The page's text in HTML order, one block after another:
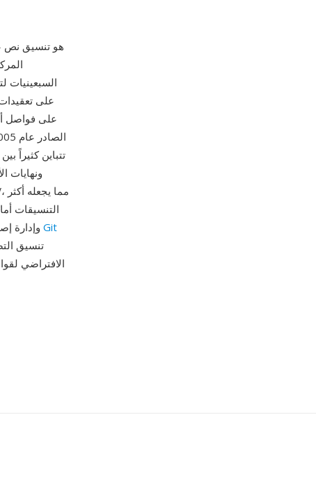
السبعينيات
على فواصل
ونهايات
التنسيقات
Git
الافتراضي